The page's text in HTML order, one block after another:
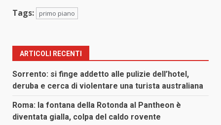
Tags: primo piano
ARTICOLI RECENTI
Sorrento: si finge addetto alle pulizie dell’hotel,
deruba e cerca di violentare una turista australiana
Roma: la fontana della Rotonda al Pantheon è
diventata gialla, colpa del caldo rovente